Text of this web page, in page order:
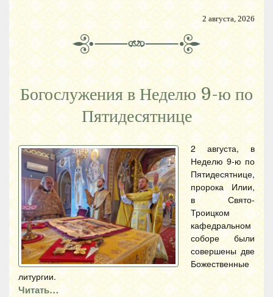
2 августа, 2026
Богослужения в Неделю 9-ю по
Пятидесятнице
2 августа, в
Неделю 9-ю по
Пятидесятнице,
пророка Илии,
в Свято-
Троицком
кафедральном
соборе были
совершены две
Божественные
литургии.
Читать…